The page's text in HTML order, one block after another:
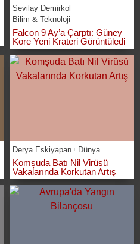
Sevilay Demirkol
Bilim & Teknoloji
Falcon 9 Ay’a Çarptı: Güney
Kore Yeni Krateri Görüntüledi
Derya Eskiyapan Dünya
Komşuda Batı Nil Virüsü
Vakalarında Korkutan Artış